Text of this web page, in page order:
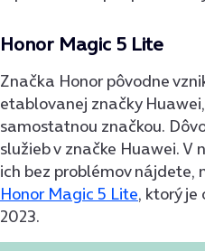
Honor Magic 5 Lite
Značka Honor pôvodne
etablovanej značky
samostatnou značkou.
služieb v značke Huawei.
ich bez problémov nájdete,
Honor Magic 5 Lite, ktorý je
2023.